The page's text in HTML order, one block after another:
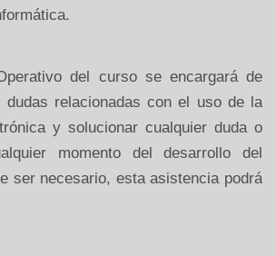
del curso se encargará de
relacionadas con el uso de la
y solucionar cualquier duda o
momento del desarrollo del
ser necesario, esta asistencia podrá